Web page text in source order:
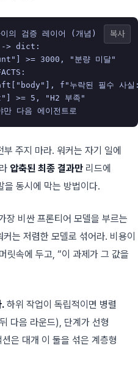
의 검증 레이어 (개념)
-> dict :
>= 3000 ,
"분량 미달"
:
"body" ], f "누락된 필수 사
>= 5 ,
"H2 부족"
만 다음 에이전트로
복사
부 주지 마라. 워커는 자기 일에
압축된 최종 결과만 리드에
을 동시에 막는 방법이다.
장 비싼 프론티어 모델을 부르는
는 저렴한 모델로 섞어라. 비용이
릿속에 두고, “이 과제가 그 값을
. 하위 작업이 독립적이면 병렬
다음 라운드), 단계가 선형
은 대개 이 둘을 섞은 계층형